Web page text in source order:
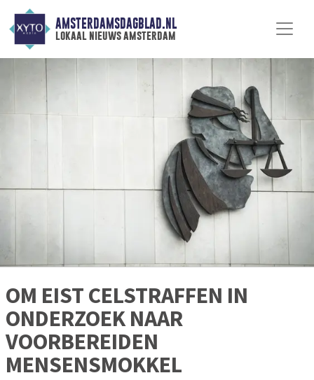
AMSTERDAMSDAGBLAD.NL
lokaal nieuws amsterdam
OM EIST CELSTRAFFEN IN
ONDERZOEK NAAR
VOORBEREIDEN
MENSENSMOKKEL